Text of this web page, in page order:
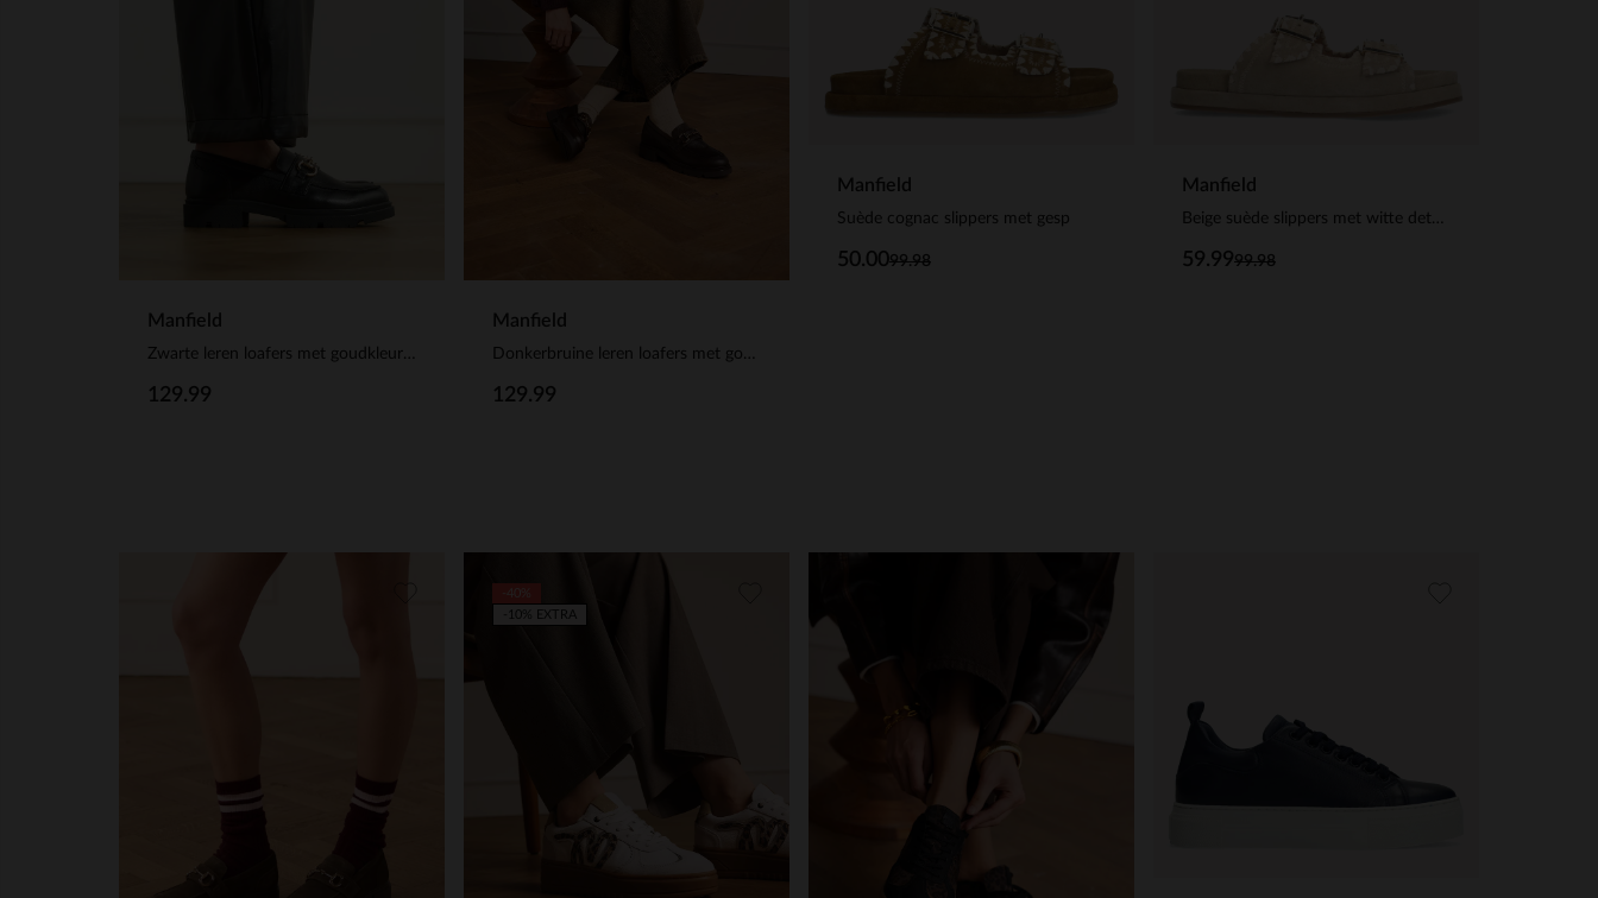
Manfield
129.99
Manfield
129.99
Manfield
Suède cognac slippers met gesp
99.98
50.00
Manfield
Beige suède slippers met witte details
99.98
59.99
-10% EXTRA